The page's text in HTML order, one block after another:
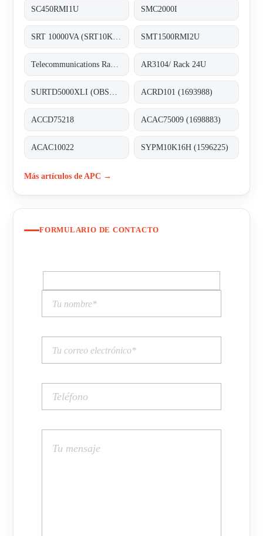
SC450RMI1U SMC2000I
SMT1500RMI2U
AR3104/ Rack 24U
ACRD101 (1693988)
ACCD75218 ACAC75009 (1698883)
ACAC10022 SYPM10K16H (1596225)
Más artículos de APC →
FORMULARIO DE CONTACTO